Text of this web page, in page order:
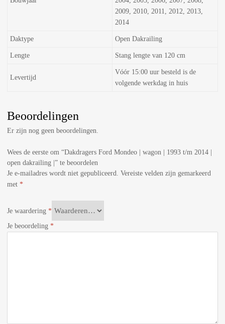
2009, 2010, 2011, 2012, 2013,
2014
Daktype Open Dakrailing
Lengte Stang lengte van 120 cm
Levertijd
Vóór 15:00 uur besteld is de
volgende werkdag in huis
Beoordelingen
Er zijn nog geen beoordelingen.
Wees de eerste om “Dakdragers Ford Mondeo | wagon | 1993 t/m 2014 |
open dakrailing |” te beoordelen
Je e-mailadres wordt niet gepubliceerd. Vereiste velden zijn gemarkeerd
met *
Je waardering *
Je beoordeling *